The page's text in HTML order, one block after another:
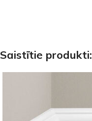
Saistītie produkti: